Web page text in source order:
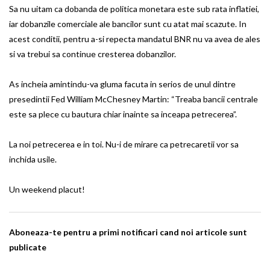
Sa nu uitam ca dobanda de politica monetara este sub rata inflatiei,
iar dobanzile comerciale ale bancilor sunt cu atat mai scazute. In
acest conditii, pentru a-si repecta mandatul BNR nu va avea de ales
si va trebui sa continue cresterea dobanzilor.
As incheia amintindu-va gluma facuta in serios de unul dintre
presedintii Fed William McChesney Martin: “Treaba bancii centrale
este sa plece cu bautura chiar inainte sa inceapa petrecerea”.
La noi petrecerea e in toi. Nu-i de mirare ca petrecaretii vor sa
inchida usile.
Un weekend placut!
Aboneaza-te pentru a primi notificari cand noi articole sunt
publicate